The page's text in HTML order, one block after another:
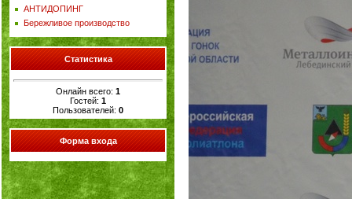
АНТИДОПИНГ
Бережливое производство
Статистика
Онлайн всего: 1
Гостей: 1
Пользователей: 0
Форма входа